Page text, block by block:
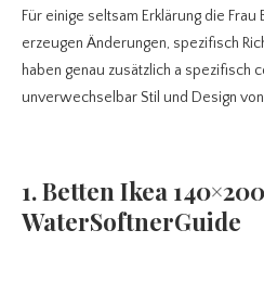
Für einige seltsam Erklärung die Frau
erzeugen Änderungen, spezifisch
haben genau zusätzlich a spezifisch
unverwechselbar Stil und Design
1. Betten Ikea 140×200
WaterSoftnerGuide